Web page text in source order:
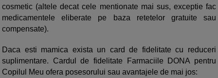
cosmetic (altele decat cele mentionate mai sus, exceptie fac
medicamentele eliberate pe baza retetelor gratuite sau
compensate).
Daca esti mamica exista un card de fidelitate cu reduceri
suplimentare. Cardul de fidelitate Farmaciile DONA pentru
Copilul Meu ofera posesorului sau avantajele de mai jos: